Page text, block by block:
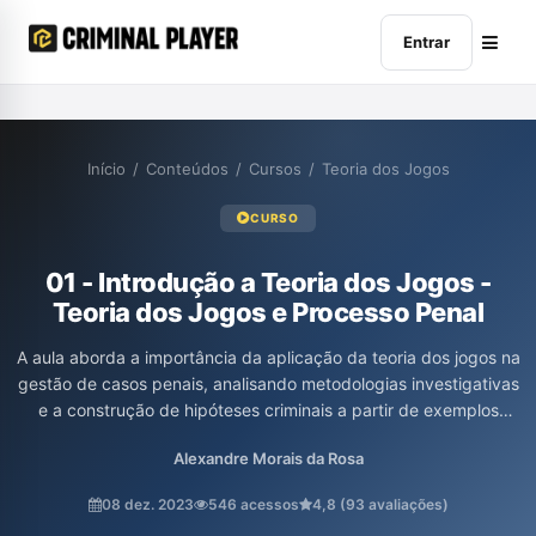
Entrar
Início / Conteúdos / Cursos / Teoria dos Jogos
CURSO
01 - Introdução a Teoria dos Jogos -
Teoria dos Jogos e Processo Penal
A aula aborda a importância da aplicação da teoria dos jogos na
gestão de casos penais, analisando metodologias investigativas
e a construção de hipóteses criminais a partir de exemplos
relevância do conhecimento, habilidades e atitudes no processo
estratégia para otimizar resultados. Com um estudo de caso
Alexandre Morais da Rosa
08 dez. 2023 546 acessos 4,8 (93 avaliações)